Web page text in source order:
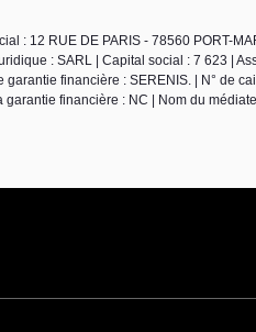
: 12 RUE DE PARIS - 78560 PORT-
: SARL | Capital social : 7 623 |
financière : SERENIS. | N° de
financière : NC | Nom du